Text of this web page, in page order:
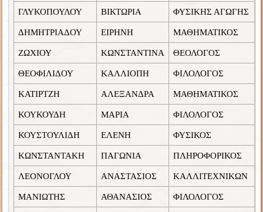
ΓΛΥΚΟΠΟΥΛΟΥ ΒΙΚΤΩΡΙΑ ΦΥΣΙΚΗΣ ΑΓΩΓΗΣ
ΔΗΜΗΤΡΙΑΔΟΥ ΕΙΡΗΝΗ ΜΑΘΗΜΑΤΙΚΟΣ
ΖΩΧΙΟΥ ΚΩΝΣΤΑΝΤΙΝΑ ΘΕΟΛΟΓΟΣ
ΘΕΟΦΙΛΙΔΟΥ ΚΑΛΛΙΟΠΗ ΦΙΛΟΛΟΓΟΣ
ΚΑΤΙΡΤΖΗ ΑΛΕΞΑΝΔΡΑ ΜΑΘΗΜΑΤΙΚΟΣ
ΚΟΥΚΟΥΔΗ ΜΑΡΙΑ ΦΙΛΟΛΟΓΟΣ
ΚΟΥΣΤΟΥΛΙΔΗ ΕΛΕΝΗ ΦΥΣΙΚΟΣ
ΚΩΝΣΤΑΝΤΑΚΗ ΠΑΓΩΝΙΑ ΠΛΗΡΟΦΟΡΙΚΟΣ
ΛΕΟΝΟΓΛΟΥ ΑΝΑΣΤΑΣΙΟΣ ΚΑΛΛΙΤΕΧΝΙΚΩΝ
ΜΑΝΙΩΤΗΣ ΑΘΑΝΑΣΙΟΣ ΦΙΛΟΛΟΓΟΣ